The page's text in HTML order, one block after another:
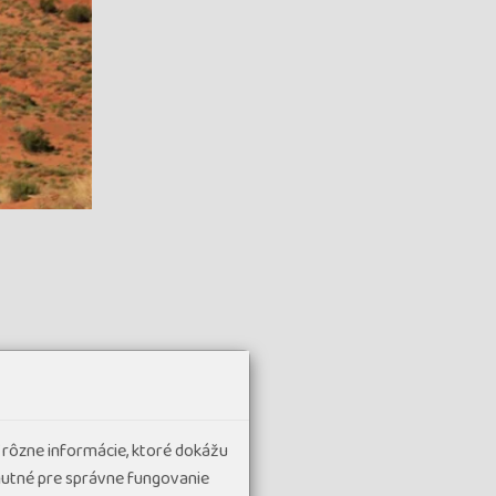
Pointu, kde
Vista
informácie, ktoré dokážu
pre správne fungovanie